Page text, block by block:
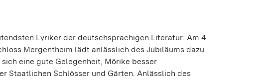
Lyriker der deutschsprachigen Literatur: Am 4.
Mergentheim lädt anlässlich des Jubiläums dazu
eine gute Gelegenheit, Mörike besser
Staatlichen Schlösser und Gärten. Anlässlich des